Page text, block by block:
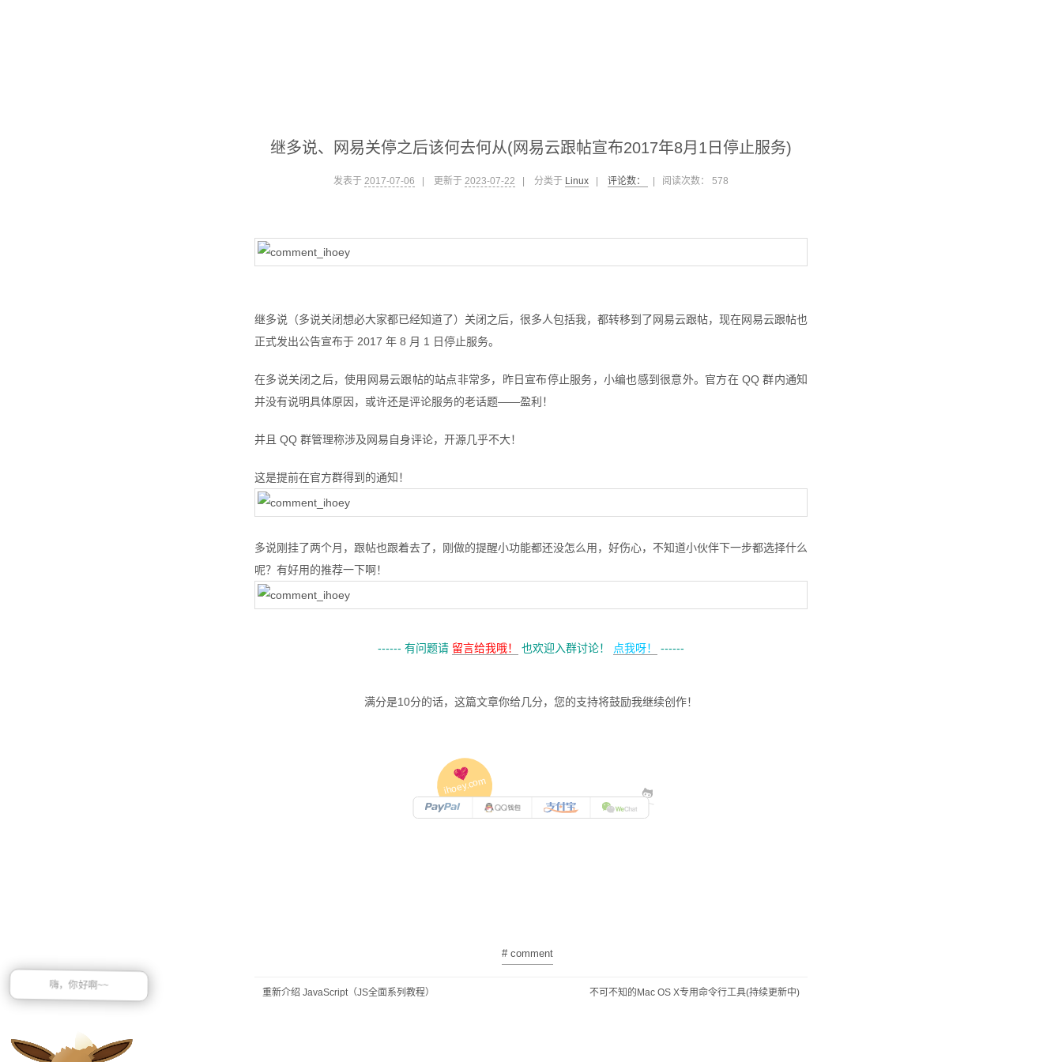
继多说、网易关停之后该何去何从(网易云跟帖宣布2017年8月1日停止服务)
发表于 2017-07-06 更新于 2023-07-22 分类于 Linux 评论数： 阅读次数： 578
继多说（多说关闭想必大家都已经知道了）关闭之后，很多人包括我，都转移到了网易云跟帖，现在网易云跟帖也
正式发出公告宣布于 2017 年 8 月 1 日停止服务。
在多说关闭之后，使用网易云跟帖的站点非常多，昨日宣布停止服务，小编也感到很意外。官方在 QQ 群内通知
并没有说明具体原因，或许还是评论服务的老话题——盈利！
并且 QQ 群管理称涉及网易自身评论，开源几乎不大！
这是提前在官方群得到的通知！
多说刚挂了两个月，跟帖也跟着去了，刚做的提醒小功能都还没怎么用，好伤心，不知道小伙伴下一步都选择什么
呢？有好用的推荐一下啊！
------ 有问题请 留言给我哦！ 也欢迎入群讨论！ 点我呀！ ------
满分是10分的话，这篇文章你给几分，您的支持将鼓励我继续创作！
ihoey.com
# comment
重新介绍 JavaScript（JS全面系列教程） 不可不知的Mac OS X专用命令行工具(持续更新中)
嗨，你好啊~~